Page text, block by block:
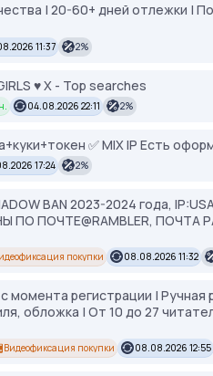
| 20-60+ дней отлежки |
11:37 2%
♥️ Х - Top searches
04.08.2026 22:11 2%
✅ MIX IP Есть
17:24 2%
BAN 2023-2024 года,
ПОЧТЕ@RAMBLER, ПОЧТА
покупки 08.08.2026 11:32
регистрации | Ручная
обложка | От 10 до 27
Видеофиксация покупки 08.08.2026 12:55